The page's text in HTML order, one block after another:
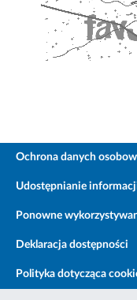
Ochrona danych
Udostępnianie
Ponowne
Deklaracja dostępności
Polityka dotycząca